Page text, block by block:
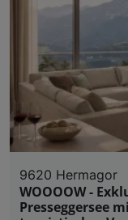
9620 Hermagor
WOOOOW -
Presseggersee